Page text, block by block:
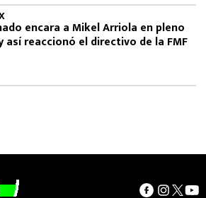
encara a Mikel Arriola en pleno
así reaccionó el directivo de la FMF